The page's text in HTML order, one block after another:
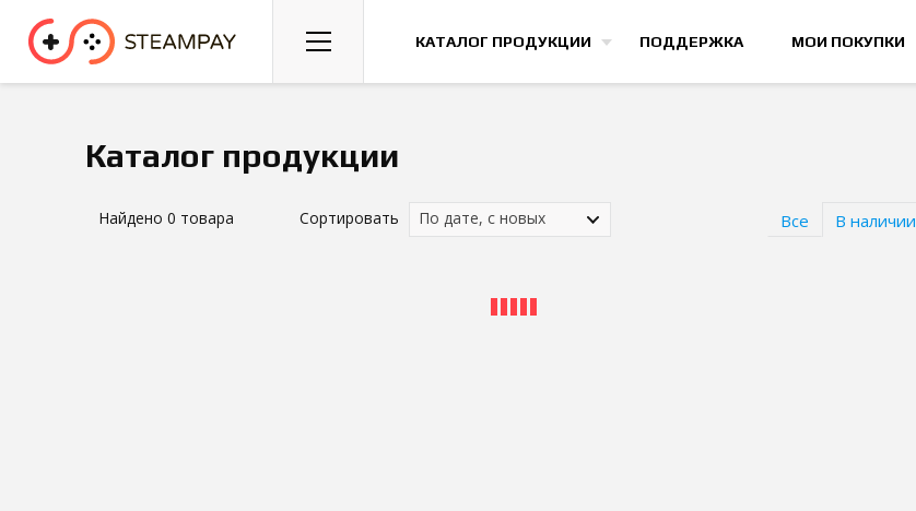
КАТАЛОГ ПРОДУКЦИИ ПОДДЕРЖКА МОИ ПОКУПКИ
Спорт Гонки Казуальные Все игры
Каталог продукции
Найдено 0 товара Сортировать По дате, с новых Все В наличии